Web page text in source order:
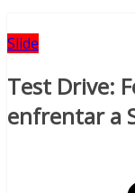
Slide
Test Drive:
enfrentar a